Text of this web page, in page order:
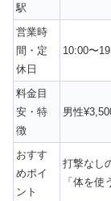
駅
営業時
間・定
休日
10:00〜
料金目
安・特
徴
男性
おすす
めポイ
ント
打撃なし
「体を